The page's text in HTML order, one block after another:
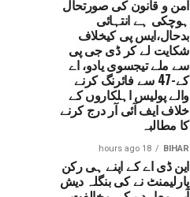
امن و قانون کی صورتحال
ہوچکی ہے انتہائی
بدحال،ایس پی کیخلاف
شکایت لے کر ڈی جی پی
سے ملے تیجسوی یادو، اے
کے-47 سے فائرنگ کرنے
والے پولیس اہلکاروں کے
خلاف ایف آئی آر درج کرنے
کا مطالبہ
BIHAR
18 hours ago
این ڈی اے کے اپنے ہی رکن
پارلیمنٹ نے کی بنگلہ دیش